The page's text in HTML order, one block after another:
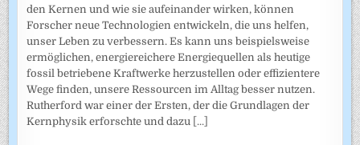
den Kernen und wie sie aufeinander wirken, können
Forscher neue Technologien entwickeln, die uns helfen,
unser Leben zu verbessern. Es kann uns beispielsweise
ermöglichen, energiereichere Energiequellen als heutige
fossil betriebene Kraftwerke herzustellen oder effizientere
Wege finden, unsere Ressourcen im Alltag besser nutzen.
Rutherford war einer der Ersten, der die Grundlagen der
Kernphysik erforschte und dazu [...]